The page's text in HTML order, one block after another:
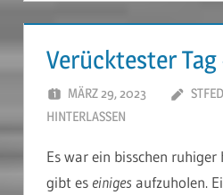
Verücktester Tag
MÄRZ 29, 2023
HINTERLASSEN
Es war ein bisschen
gibt es einiges aufzuholen.